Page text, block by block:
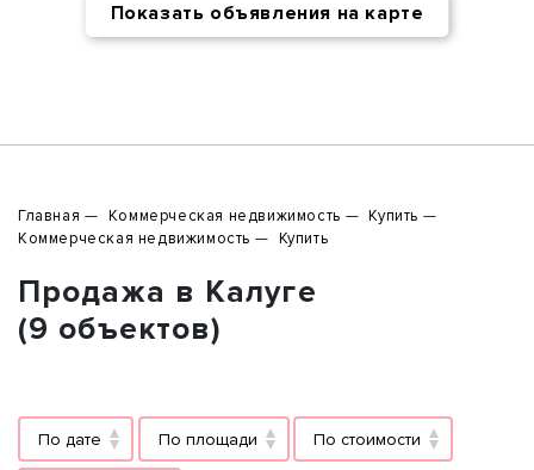
Показать объявления на карте
Главная Коммерческая недвижимость
Купить
Коммерческая недвижимость
Купить
Продажа в Калуге
(9 объектов)
По дате По площади По стоимости